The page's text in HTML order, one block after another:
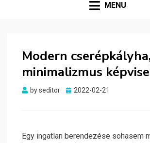
MENU
Modern
minimalizmus
byseditor
Posted
2022-02-21
Egy ingatlan berendezése sohasem